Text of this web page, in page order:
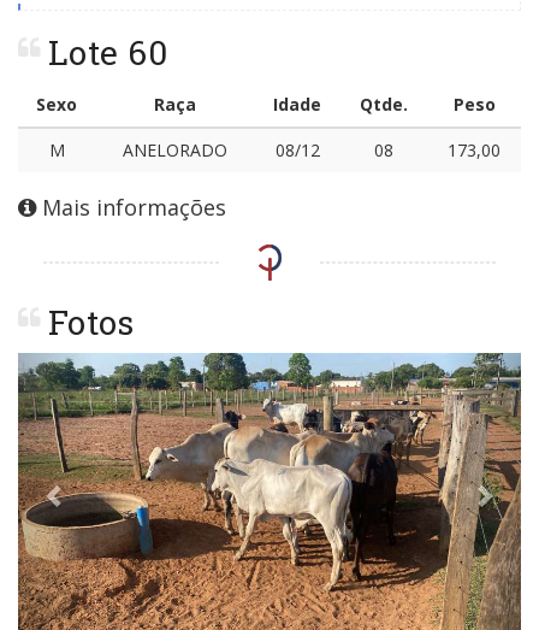
Lote 60
Sexo Raça Idade Qtde.
Peso
M
ANELORADO 08/12 08 173,00
Mais informações
Fotos
Previous Next